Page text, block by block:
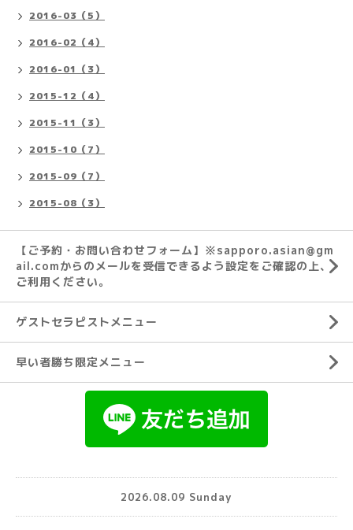
2016-03（5）
2016-02（4）
2016-01（3）
2015-12（4）
2015-11（3）
2015-10（7）
2015-09（7）
2015-08（3）
【ご予約・お問い合わせフォーム】※sapporo.asian@gm
ail.comからのメールを受信できるよう設定をご確認の上、
ご利用ください。
ゲストセラピストメニュー
早い者勝ち限定メニュー
2026.08.09 Sunday